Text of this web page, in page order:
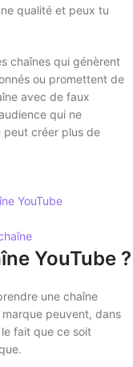
qualité et peux tu
chaînes qui génèrent
ou promettent de
avec de faux
qui ne
créer plus de
YouTube
YouTube ?
une chaîne
peuvent, dans
fait que ce soit